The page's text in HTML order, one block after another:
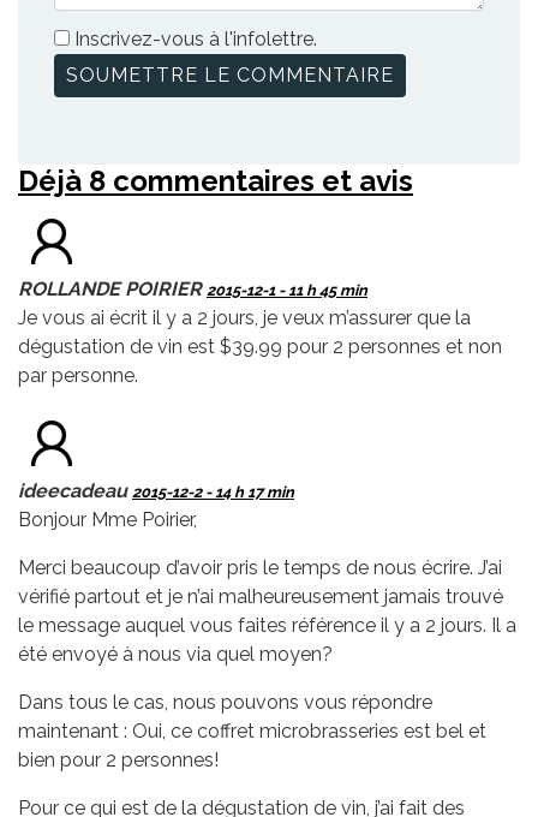
Inscrivez-vous à l'infolettre.
Déjà 8 commentaires et avis
ROLLANDE POIRIER 2015-12-1 - 11 h 45 min
Je vous ai écrit il y a 2 jours, je veux m’assurer que la
dégustation de vin est $39.99 pour 2 personnes et non
par personne.
ideecadeau 2015-12-2 - 14 h 17 min
Bonjour Mme Poirier,
Merci beaucoup d’avoir pris le temps de nous écrire. J’ai
vérifié partout et je n’ai malheureusement jamais trouvé
le message auquel vous faites référence il y a 2 jours. Il a
été envoyé à nous via quel moyen?
Dans tous le cas, nous pouvons vous répondre
maintenant : Oui, ce coffret microbrasseries est bel et
bien pour 2 personnes!
Pour ce qui est de la dégustation de vin, j’ai fait des